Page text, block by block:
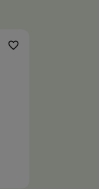
favorite_border